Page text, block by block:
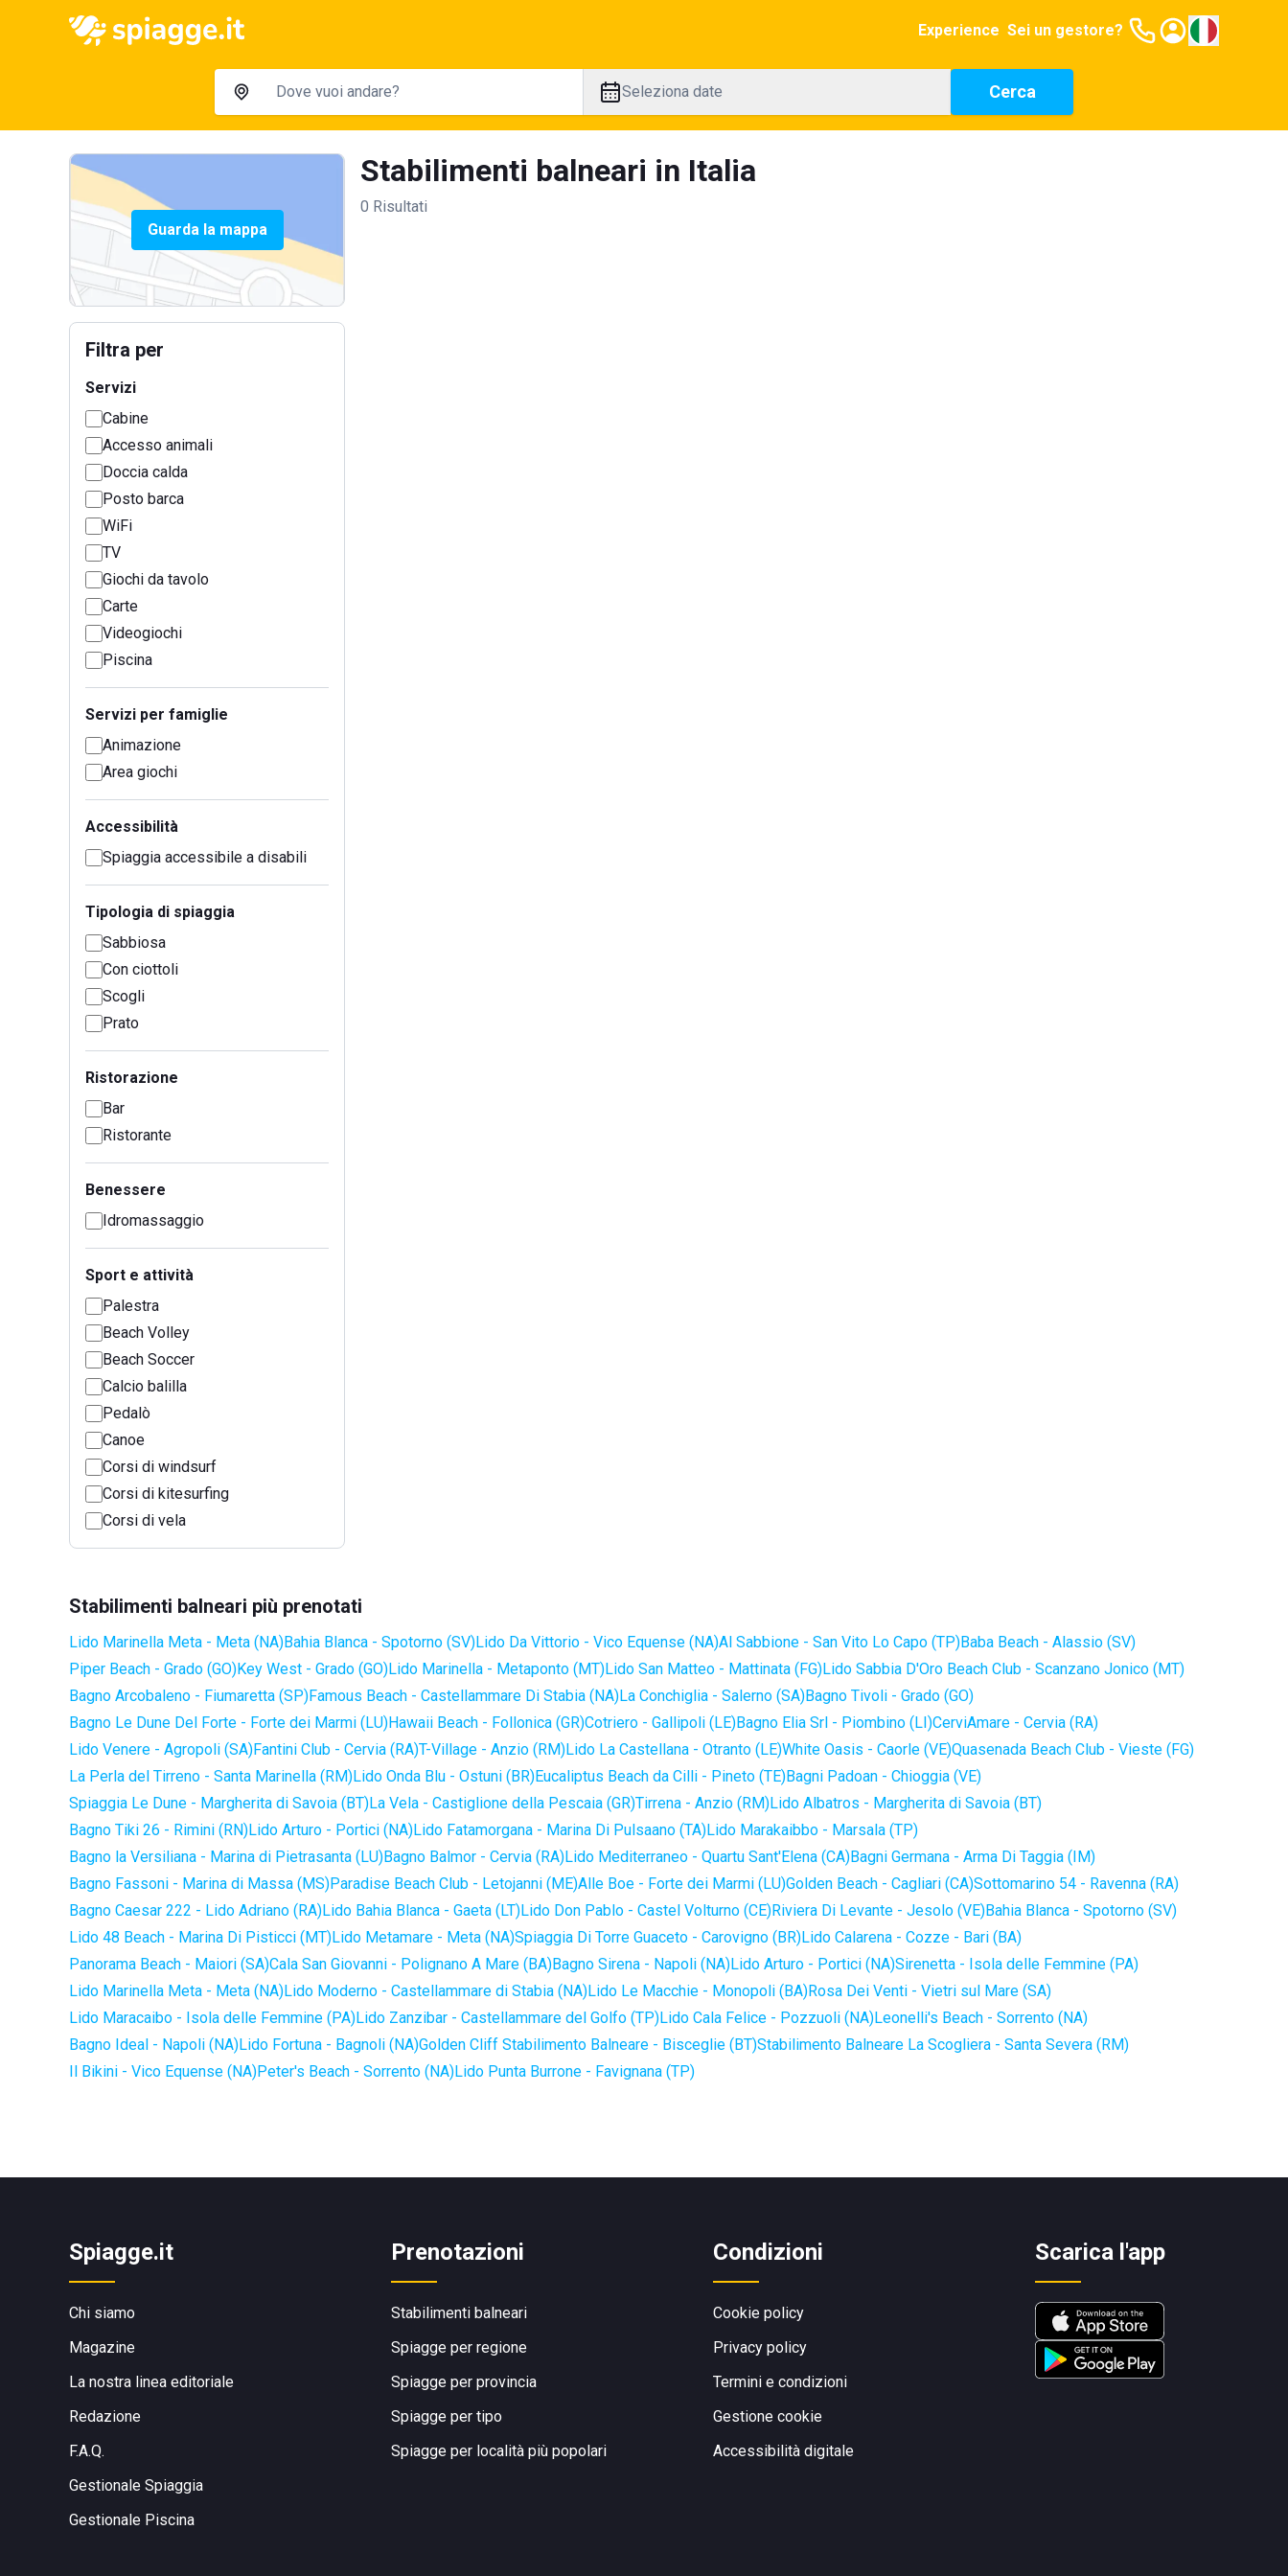
Experience Sei un gestore?
Seleziona date Cerca
Guarda la mappa
Filtra per
Servizi
Cabine
Accesso animali
Doccia calda
Posto barca
WiFi
TV
Giochi da tavolo
Carte
Videogiochi
Piscina
Servizi per famiglie
Animazione
Area giochi
Accessibilità
Spiaggia accessibile a disabili
Tipologia di spiaggia
Sabbiosa
Con ciottoli
Scogli
Prato
Ristorazione
Bar
Ristorante
Benessere
Idromassaggio
Sport e attività
Palestra
Beach Volley
Beach Soccer
Calcio balilla
Pedalò
Canoe
Corsi di windsurf
Corsi di kitesurfing
Corsi di vela
Stabilimenti balneari in Italia
0 Risultati
Stabilimenti balneari più prenotati
Lido Marinella Meta - Meta (NA)Bahia Blanca - Spotorno (SV)Lido Da Vittorio - Vico Equense (NA)Al Sabbione - San Vito Lo Capo (TP)Baba Beach - Alassio (SV)
Piper Beach - Grado (GO)Key West - Grado (GO)Lido Marinella - Metaponto (MT)Lido San Matteo - Mattinata (FG)Lido Sabbia D'Oro Beach Club - Scanzano Jonico (MT)
Bagno Arcobaleno - Fiumaretta (SP)Famous Beach - Castellammare Di Stabia (NA)La Conchiglia - Salerno (SA)Bagno Tivoli - Grado (GO)
Bagno Le Dune Del Forte - Forte dei Marmi (LU)Hawaii Beach - Follonica (GR)Cotriero - Gallipoli (LE)Bagno Elia Srl - Piombino (LI)CerviAmare - Cervia (RA)
Lido Venere - Agropoli (SA)Fantini Club - Cervia (RA)T-Village - Anzio (RM)Lido La Castellana - Otranto (LE)White Oasis - Caorle (VE)Quasenada Beach Club - Vieste (FG)
La Perla del Tirreno - Santa Marinella (RM)Lido Onda Blu - Ostuni (BR)Eucaliptus Beach da Cilli - Pineto (TE)Bagni Padoan - Chioggia (VE)
Spiaggia Le Dune - Margherita di Savoia (BT)La Vela - Castiglione della Pescaia (GR)Tirrena - Anzio (RM)Lido Albatros - Margherita di Savoia (BT)
Bagno Tiki 26 - Rimini (RN)Lido Arturo - Portici (NA)Lido Fatamorgana - Marina Di Pulsaano (TA)Lido Marakaibbo - Marsala (TP)
Bagno la Versiliana - Marina di Pietrasanta (LU)Bagno Balmor - Cervia (RA)Lido Mediterraneo - Quartu Sant'Elena (CA)Bagni Germana - Arma Di Taggia (IM)
Bagno Fassoni - Marina di Massa (MS)Paradise Beach Club - Letojanni (ME)Alle Boe - Forte dei Marmi (LU)Golden Beach - Cagliari (CA)Sottomarino 54 - Ravenna (RA)
Bagno Caesar 222 - Lido Adriano (RA)Lido Bahia Blanca - Gaeta (LT)Lido Don Pablo - Castel Volturno (CE)Riviera Di Levante - Jesolo (VE)Bahia Blanca - Spotorno (SV)
Lido 48 Beach - Marina Di Pisticci (MT)Lido Metamare - Meta (NA)Spiaggia Di Torre Guaceto - Carovigno (BR)Lido Calarena - Cozze - Bari (BA)
Panorama Beach - Maiori (SA)Cala San Giovanni - Polignano A Mare (BA)Bagno Sirena - Napoli (NA)Lido Arturo - Portici (NA)Sirenetta - Isola delle Femmine (PA)
Lido Marinella Meta - Meta (NA)Lido Moderno - Castellammare di Stabia (NA)Lido Le Macchie - Monopoli (BA)Rosa Dei Venti - Vietri sul Mare (SA)
Lido Maracaibo - Isola delle Femmine (PA)Lido Zanzibar - Castellammare del Golfo (TP)Lido Cala Felice - Pozzuoli (NA)Leonelli's Beach - Sorrento (NA)
Bagno Ideal - Napoli (NA)Lido Fortuna - Bagnoli (NA)Golden Cliff Stabilimento Balneare - Bisceglie (BT)Stabilimento Balneare La Scogliera - Santa Severa (RM)
Il Bikini - Vico Equense (NA)Peter's Beach - Sorrento (NA)Lido Punta Burrone - Favignana (TP)
Spiagge.it
Chi siamo
Magazine
La nostra linea editoriale
Redazione
F.A.Q.
Gestionale Spiaggia
Gestionale Piscina
Prenotazioni
Stabilimenti balneari
Spiagge per regione
Spiagge per provincia
Spiagge per tipo
Spiagge per località più popolari
Condizioni
Cookie policy
Privacy policy
Termini e condizioni
Gestione cookie
Accessibilità digitale
Scarica l'app